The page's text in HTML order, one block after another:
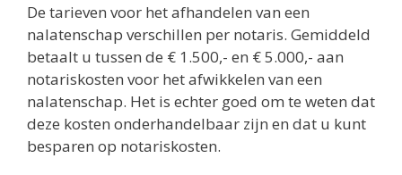
De tarieven voor het afhandelen van een
nalatenschap verschillen per notaris. Gemiddeld
betaalt u tussen de € 1.500,- en € 5.000,- aan
notariskosten voor het afwikkelen van een
nalatenschap. Het is echter goed om te weten dat
deze kosten onderhandelbaar zijn en dat u kunt
besparen op notariskosten.